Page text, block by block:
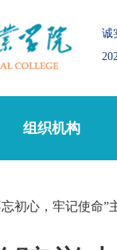
诚
组织机构
初心，牢记使命”